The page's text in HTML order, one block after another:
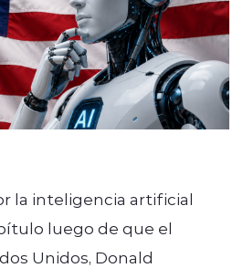
la inteligencia artificial
luego de que el
Unidos, Donald